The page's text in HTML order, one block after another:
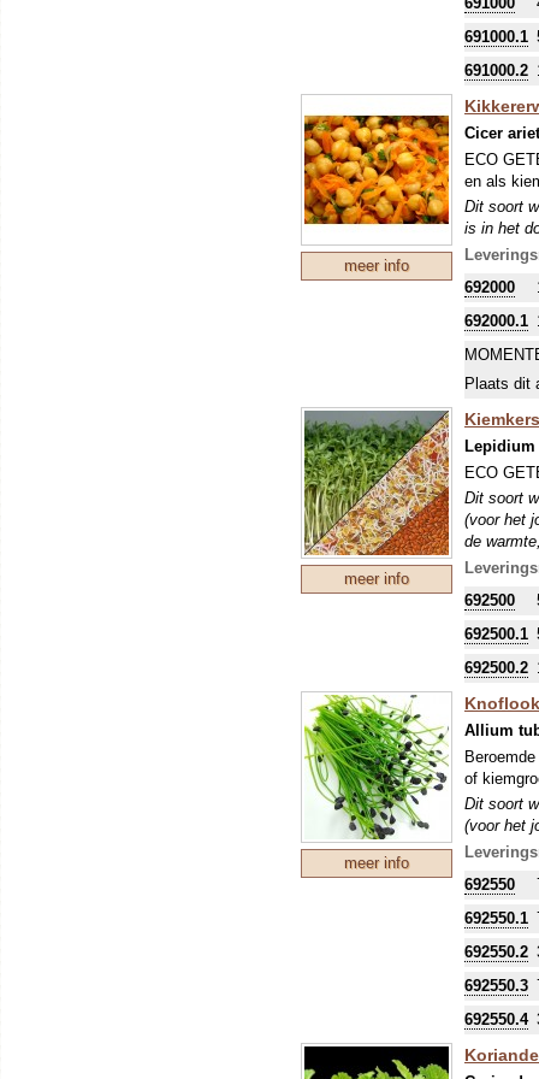
is in het
goed
691000.1
691000.2
meer info
Cicer
ECO
en als
Dit soort
is in het
goed
692000
692000.1
Plaats dit
meer info
Kiemkers
ECO
Dit soort
(voor het
de
692500
692500.1
692500.2
meer info
Allium
of
Dit soort
(voor het
de
692550
692550.1
692550.2
692550.3
692550.4